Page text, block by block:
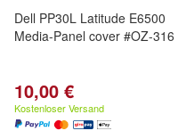
Dell PP30L Latitude E6500
Media-Panel cover #OZ-316
10,00 €
Kostenloser Versand